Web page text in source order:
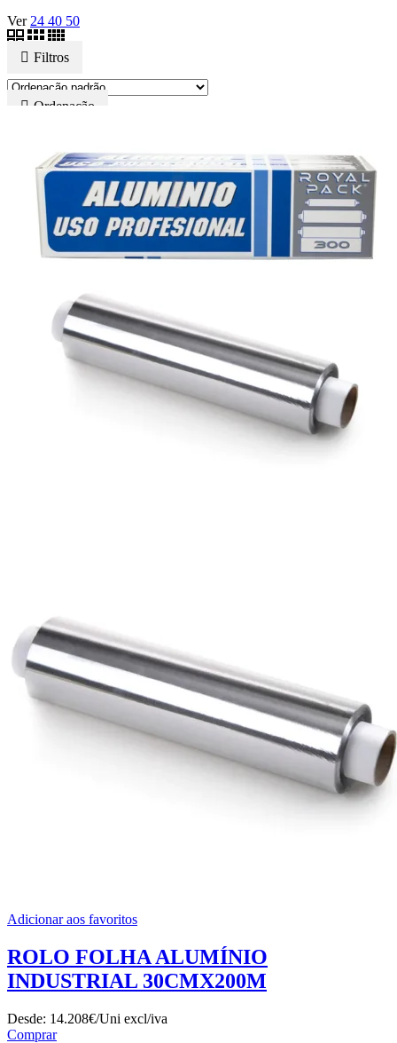
Ver 24 40 50
Filtros
Ordenação
Adicionar aos favoritos
ROLO FOLHA ALUMÍNIO
INDUSTRIAL 30CMX200M
Desde: 14.208€/Uni excl/iva
Comprar